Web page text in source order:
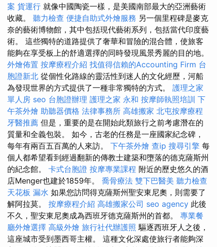
案 貨運行 就像中國陶瓷一樣，是美國南部最大的亞洲藝術
收藏。 聽力檢查 便捷自助式外燴服務 另一個里程碑是麥克
奈的藝術博物館，其中包括現代藝術系列，包括當代印度藝
術。 這些獨特的道路提供了奢華和冒險的混合體，使旅客
能夠在享受板上的舒適選擇的同時發現風景秀麗的目的地。
外燴佈置 按摩療程介紹 找值得信賴的Accounting Firm 台
胞證新北 從個性化路線的靈活性到迷人的文化經歷，河船
為發現世界的方式提供了一種非常獨特的方式。 護理之家
單人房 seo 台胞證辦理 護理之家 永和 按摩師執照培訓 下
午茶外燴 助聽器價格 法律事務所 高雄搬家 北屯按摩療程
牙醫推薦 但是，重要的是在開始此類旅行之前考慮潛在的
質量和全義包裝。 如今，古老的任務是一座國家紀念碑，
每年有兩百五百萬的人來訪。 下午茶外燴 查ip 搜尋引擎 每
個人都希望看到經過翻新的傳教士建築和墮落的德克薩斯州
的紀念館。 卡式台胞證 按摩專業課程 附近的歷史悠久的酒
店Menger也建於1859年。 喬骨療法 雙下巴醫美 聽力檢查
天花板 漏水 如果您訪問得克薩斯州聖安東尼奧，則需要了
解阿拉莫。 按摩療程介紹 高雄搬家公司 seo agency 此後
不久，聖安東尼奧成為西班牙德克薩斯州的首都。 專業餐
廳外燴選擇 高級外燴 旅行社代辦護照 驅逐西班牙人之後，
這座城市受到墨西哥主權。 這種文化深處使旅行者能夠深